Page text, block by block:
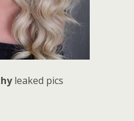
leaked pics